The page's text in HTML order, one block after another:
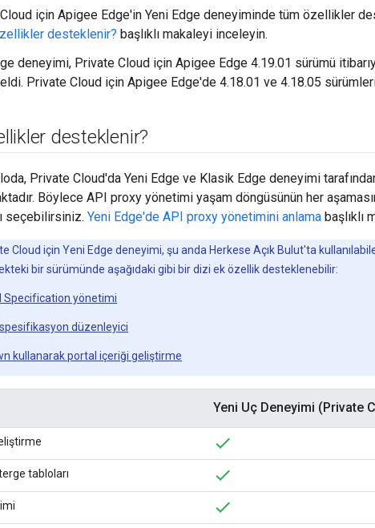
için Apigee Edge'in Yeni Edge deneyiminde tüm özellikler
desteklenir? başlıklı makaleyi inceleyin.
deneyimi, Private Cloud için Apigee Edge 4.19.01 sürümü
Private Cloud için Apigee Edge'de 4.18.01 ve 4.18.05
desteklenir?
Private Cloud'da Yeni Edge ve Klasik Edge deneyimi
Böylece API proxy yönetimi yaşam döngüsünün her
seçebilirsiniz. Yeni Edge'de API proxy yönetimini anlama başlıklı
Cloud için Yeni Edge deneyimi, şu anda Herkese Açık Bulut'ta
bir sürümünde aşağıdaki gibi bir dizi ek özellik desteklenebilir:
Specification yönetimi
düzenleyici
kullanarak portal içeriği geliştirme
Yeni Uç Deneyimi (Private
tabloları